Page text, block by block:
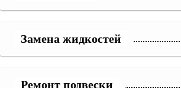
Замена жидкостей
Ремонт подвески